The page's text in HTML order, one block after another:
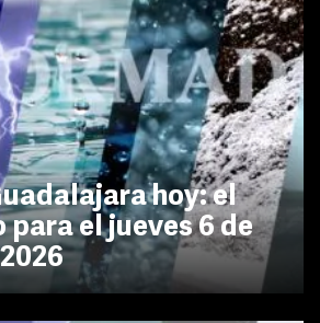
hoy: el
el jueves 6 de